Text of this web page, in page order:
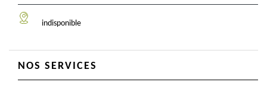
indisponible
NOS SERVICES